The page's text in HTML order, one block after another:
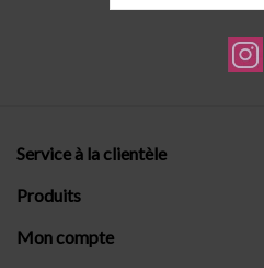
Service à la clientèle
Produits
Mon compte